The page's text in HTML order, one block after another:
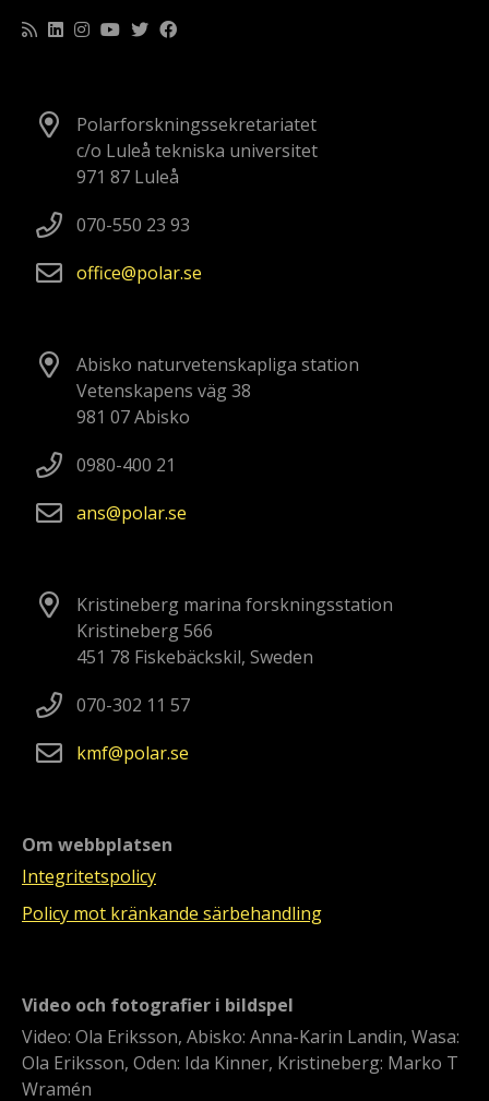
Polarforskningssekretariatet
c/o Luleå tekniska universitet
971 87 Luleå
070-550 23 93
office
polarse
Abisko naturvetenskapliga station
Vetenskapens väg 38
981 07 Abisko
0980-400 21
ans
polarse
Kristineberg marina forskningsstation
Kristineberg 566
451 78 Fiskebäckskil, Sweden
070-302 11 57
kmf
polarse
Om webbplatsen
Integritetspolicy
Policy mot kränkande särbehandling
Video och fotografier i bildspel
Video: Ola Eriksson, Abisko: Anna-Karin Landin, Wasa:
Ola Eriksson, Oden: Ida Kinner, Kristineberg: Marko T
Wramén